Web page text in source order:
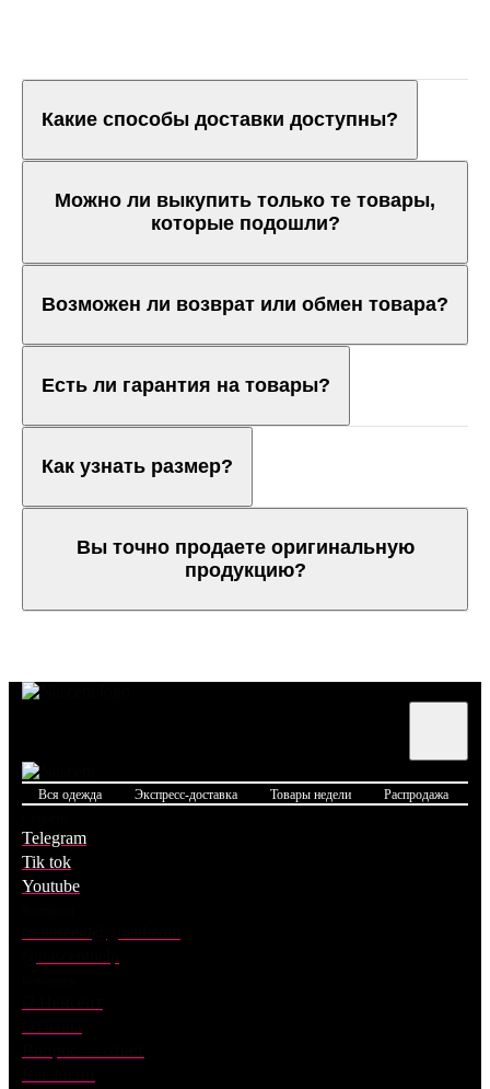
Какие способы доставки доступны?
Можно ли выкупить только те товары,
которые подошли?
Возможен ли возврат или обмен товара?
Есть ли гарантия на товары?
Как узнать размер?
Вы точно продаете оригинальную
продукцию?
Вся одежда Экспресс-доставка Товары недели Распродажа
Telegram
Tik tok
Youtube